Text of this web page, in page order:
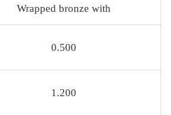
Wrapped bronze with
0.500
1.200